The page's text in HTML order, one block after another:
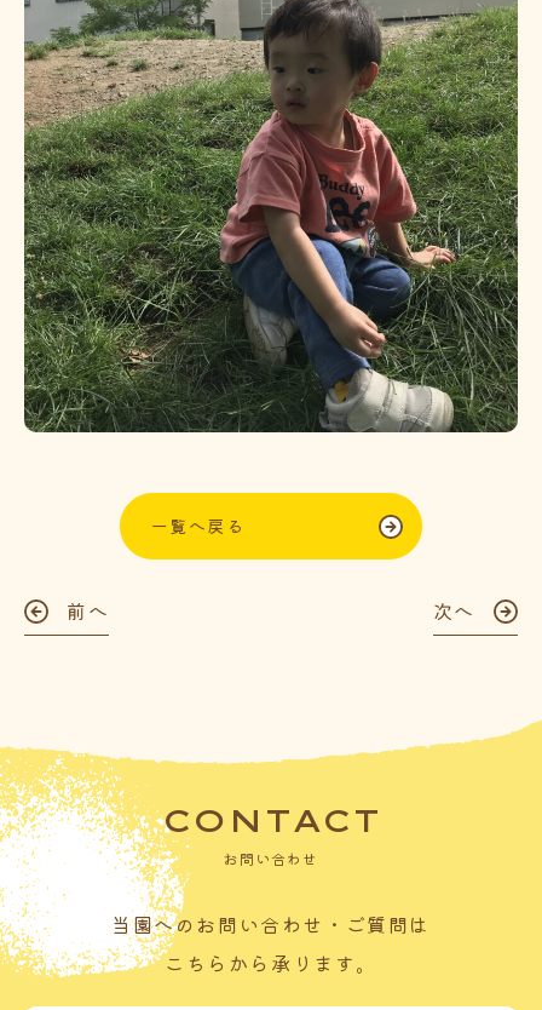
一覧へ戻る
前へ 次へ
CONTACT
お問い合わせ
当園へのお問い合わせ・ご質問は
こちらから承ります。